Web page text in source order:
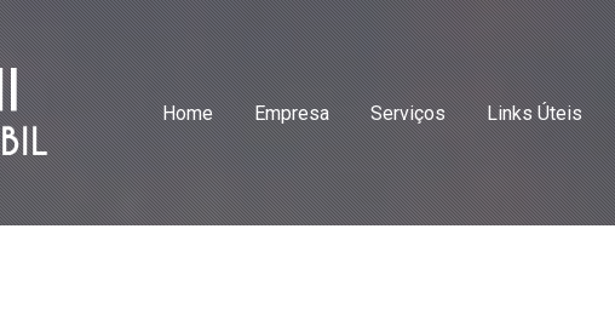
Home Empresa Serviços Links Úteis